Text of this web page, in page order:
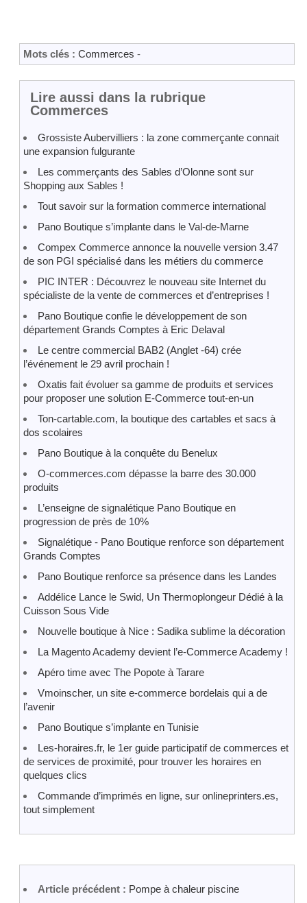
Mots clés : Commerces -
Lire aussi dans la rubrique
Commerces
Grossiste Aubervilliers : la zone commerçante connait
une expansion fulgurante
Les commerçants des Sables d’Olonne sont sur
Shopping aux Sables !
Tout savoir sur la formation commerce international
Pano Boutique s’implante dans le Val-de-Marne
Compex Commerce annonce la nouvelle version 3.47
de son PGI spécialisé dans les métiers du commerce
PIC INTER : Découvrez le nouveau site Internet du
spécialiste de la vente de commerces et d’entreprises !
Pano Boutique confie le développement de son
département Grands Comptes à Eric Delaval
Le centre commercial BAB2 (Anglet -64) crée
l’événement le 29 avril prochain !
Oxatis fait évoluer sa gamme de produits et services
pour proposer une solution E-Commerce tout-en-un
Ton-cartable.com, la boutique des cartables et sacs à
dos scolaires
Pano Boutique à la conquête du Benelux
O-commerces.com dépasse la barre des 30.000
produits
L’enseigne de signalétique Pano Boutique en
progression de près de 10%
Signalétique - Pano Boutique renforce son département
Grands Comptes
Pano Boutique renforce sa présence dans les Landes
Addélice Lance le Swid, Un Thermoplongeur Dédié à la
Cuisson Sous Vide
Nouvelle boutique à Nice : Sadika sublime la décoration
La Magento Academy devient l’e-Commerce Academy !
Apéro time avec The Popote à Tarare
Vmoinscher, un site e-commerce bordelais qui a de
l’avenir
Pano Boutique s’implante en Tunisie
Les-horaires.fr, le 1er guide participatif de commerces et
de services de proximité, pour trouver les horaires en
quelques clics
Commande d’imprimés en ligne, sur onlineprinters.es,
tout simplement
Article précédent : Pompe à chaleur piscine